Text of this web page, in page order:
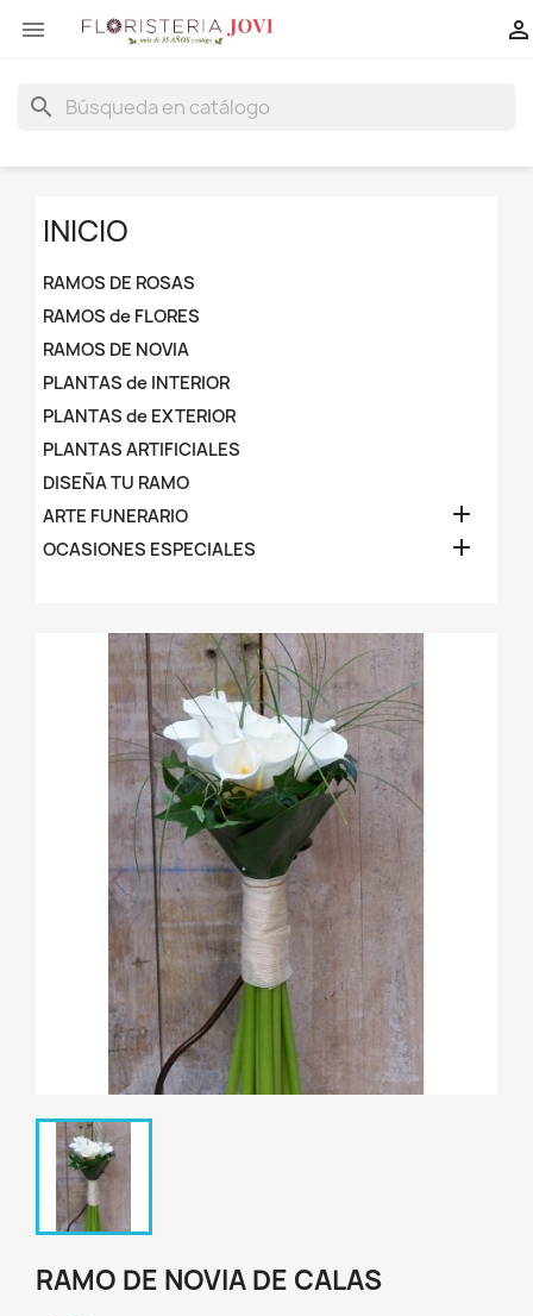
 
search
INICIO
RAMOS DE ROSAS
RAMOS de FLORES
RAMOS DE NOVIA
PLANTAS de INTERIOR
PLANTAS de EXTERIOR
PLANTAS ARTIFICIALES
DISEÑA TU RAMO
ARTE FUNERARIO

OCASIONES ESPECIALES 
RAMO DE NOVIA DE CALAS